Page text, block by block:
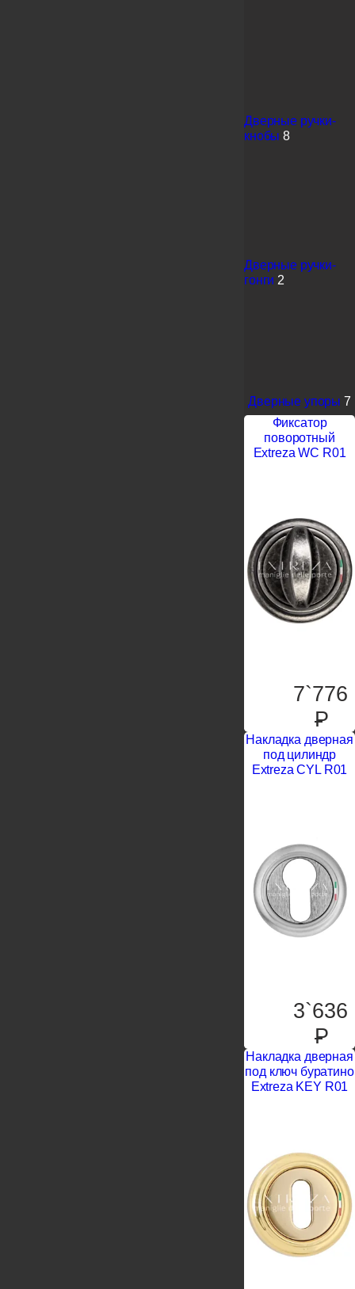
Дверные ручки-
кнобы 8
Дверные ручки-
гонги 2
Дверные упоры 7
Фиксатор
поворотный
Extreza WC R01
7`776
P
Накладка дверная
под цилиндр
Extreza CYL R01
3`636
P
Накладка дверная
под ключ буратино
Extreza KEY R01